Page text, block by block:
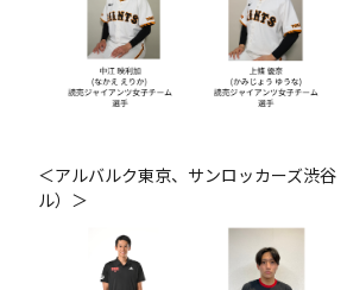
＜アルバルク東京、サンロッカーズ渋谷
ル）＞